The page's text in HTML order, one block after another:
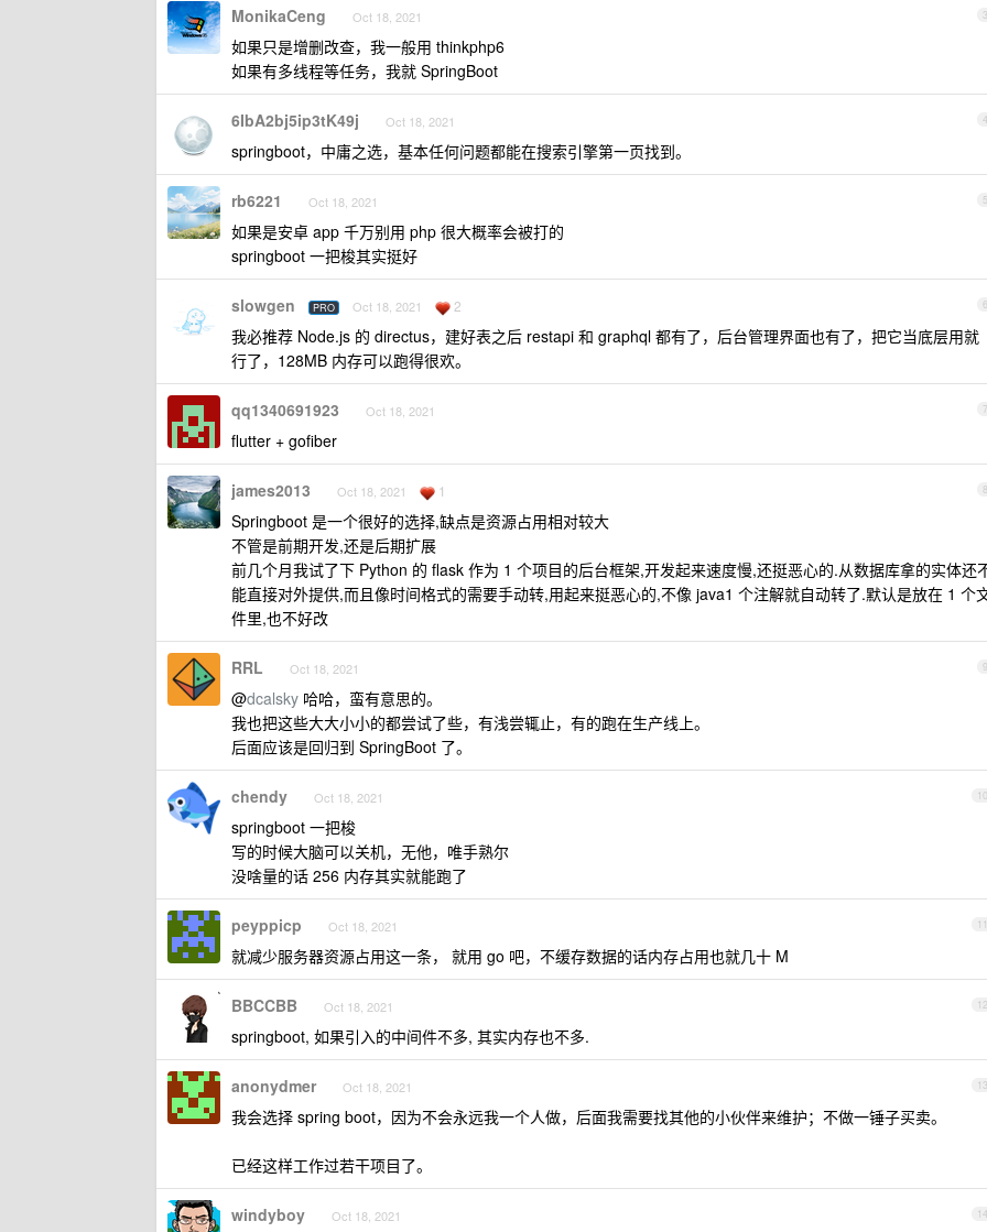
3
MonikaCeng Oct 18, 2021
如果只是增删改查，我一般用 thinkphp6
如果有多线程等任务，我就 SpringBoot
4
6IbA2bj5ip3tK49j Oct 18, 2021
springboot，中庸之选，基本任何问题都能在搜索引擎第一页找到。
5
rb6221 Oct 18, 2021
如果是安卓 app 千万别用 php 很大概率会被打的
springboot 一把梭其实挺好
6
slowgen PRO Oct 18, 2021 2
我必推荐 Node.js 的 directus，建好表之后 restapi 和 graphql 都有了，后台管理界面也有了，把它当底层用就
行了，128MB 内存可以跑得很欢。
7
qq1340691923 Oct 18, 2021
flutter + gofiber
8
james2013 Oct 18, 2021 1
Springboot 是一个很好的选择,缺点是资源占用相对较大
不管是前期开发,还是后期扩展
前几个月我试了下 Python 的 flask 作为 1 个项目的后台框架,开发起来速度慢,还挺恶心的.从数据库拿的实体还
能直接对外提供,而且像时间格式的需要手动转,用起来挺恶心的,不像 java1 个注解就自动转了.默认是放在 1 个
件里,也不好改
9
RRL Oct 18, 2021
@dcalsky 哈哈，蛮有意思的。
我也把这些大大小小的都尝试了些，有浅尝辄止，有的跑在生产线上。
后面应该是回归到 SpringBoot 了。
10
chendy Oct 18, 2021
springboot 一把梭
写的时候大脑可以关机，无他，唯手熟尔
没啥量的话 256 内存其实就能跑了
11
peyppicp Oct 18, 2021
就减少服务器资源占用这一条， 就用 go 吧，不缓存数据的话内存占用也就几十 M
12
BBCCBB Oct 18, 2021
springboot, 如果引入的中间件不多, 其实内存也不多.
13
anonydmer Oct 18, 2021
我会选择 spring boot，因为不会永远我一个人做，后面我需要找其他的小伙伴来维护；不做一锤子买卖。
已经这样工作过若干项目了。
14
windyboy Oct 18, 2021